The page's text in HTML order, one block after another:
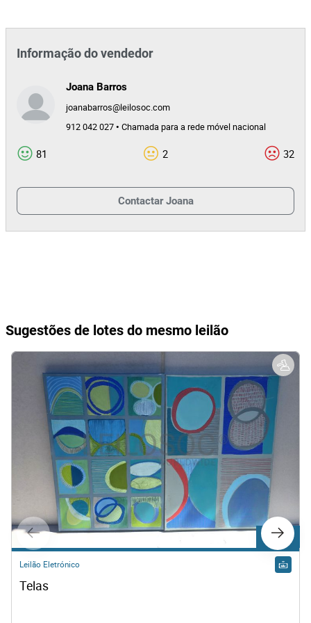
Informação do vendedor
Joana Barros
joanabarros@leilosoc.com
912 042 027 • Chamada para a rede móvel nacional
81 2 32
Contactar Joana
Sugestões de lotes do mesmo leilão
Lote 500
Leilão Eletrónico
Telas